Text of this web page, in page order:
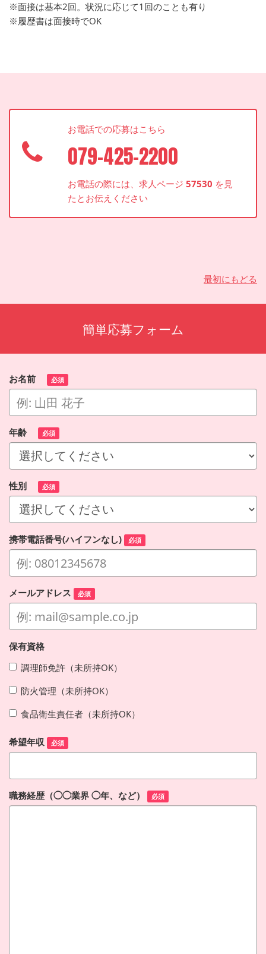
※面接は基本2回。状況に応じて1回のことも有り
※履歴書は面接時でOK
お電話での応募はこちら
079-425-2200
お電話の際には、求人ページ57530 を見
たとお伝えください
最初にもどる
簡単応募フォーム
お名前 必須
年齢 必須
性別 必須
携帯電話番号(ハイフンなし) 必須
メールアドレス 必須
保有資格
調理師免許（未所持OK）
防火管理（未所持OK）
食品衛生責任者（未所持OK）
希望年収 必須
職務経歴（◯◯業界 ◯年、など） 必須